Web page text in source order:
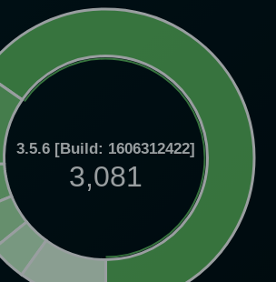
3.5.6 [Build: 1606312422]
3,081